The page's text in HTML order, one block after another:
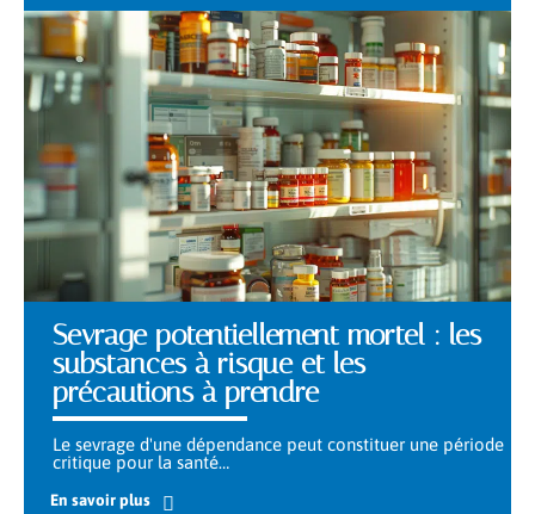
Sevrage potentiellement mortel : les
substances à risque et les
précautions à prendre
Le sevrage d'une dépendance peut constituer une période
critique pour la santé…
En savoir plus